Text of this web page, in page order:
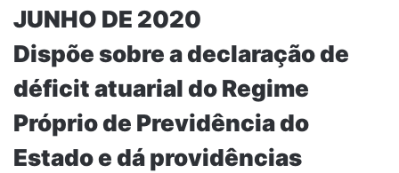
JUNHO DE 2020
Dispõe sobre a declaração de
déficit atuarial do Regime
Próprio de Previdência do
Estado e dá providências